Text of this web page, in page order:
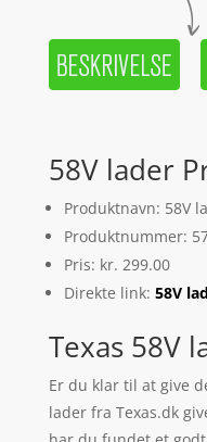
58V lader
Produktnavn: 58V
Produktnummer:
Pris: kr. 299.00
Direkte link: 58V
Texas 58V
Er du klar til at give
lader fra Texas.dk